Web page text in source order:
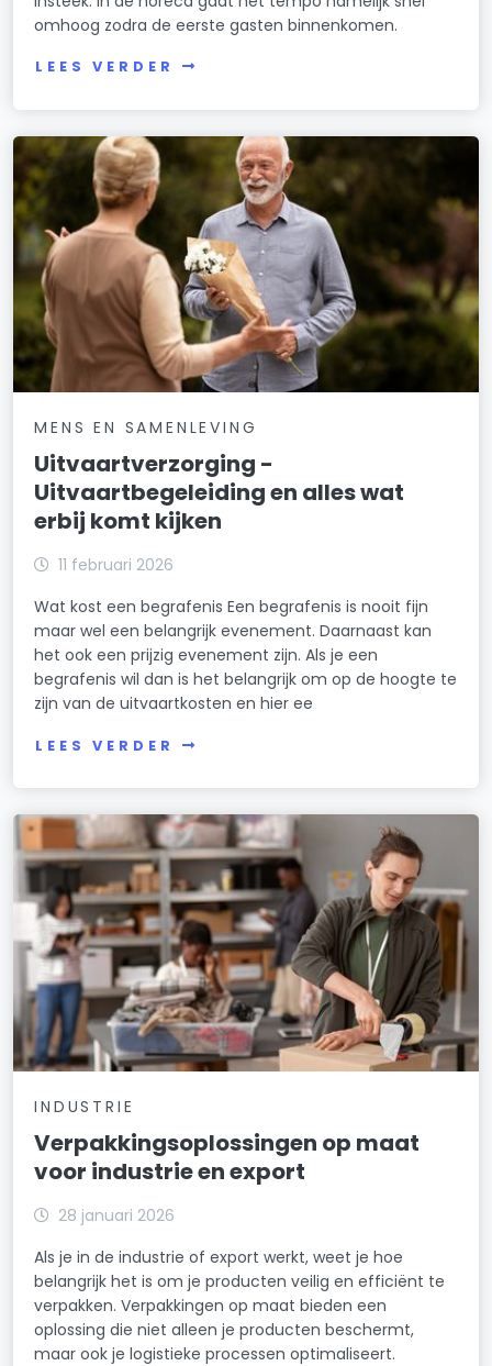
omhoog zodra de eerste gasten binnenkomen.
LEES VERDER
MENS EN SAMENLEVING
Uitvaartverzorging -
Uitvaartbegeleiding en alles wat
erbij komt kijken
11 februari 2026
Wat kost een begrafenis Een begrafenis is nooit fijn
maar wel een belangrijk evenement. Daarnaast kan
het ook een prijzig evenement zijn. Als je een
begrafenis wil dan is het belangrijk om op de hoogte te
zijn van de uitvaartkosten en hier ee
LEES VERDER
INDUSTRIE
Verpakkingsoplossingen op maat
voor industrie en export
28 januari 2026
Als je in de industrie of export werkt, weet je hoe
belangrijk het is om je producten veilig en efficiënt te
verpakken. Verpakkingen op maat bieden een
oplossing die niet alleen je producten beschermt,
maar ook je logistieke processen optimaliseert.